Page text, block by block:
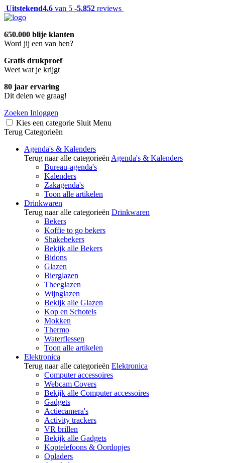
Uitstekend4.6 van 5 -5.852 reviews
650.000 blije klanten
Word jij een van hen?
Gratis drukproef
Weet wat je krijgt
80 jaar ervaring
Dit delen we graag!
Zoeken Inloggen
Kies een categorie Sluit Menu
Terug Categorieën
Agenda's & Kalenders
Terug naar alle categorieën Agenda's & Kalenders
Bureau-agenda's
Kalenders
Zakagenda's
Toon alle artikelen
Drinkwaren
Terug naar alle categorieën Drinkwaren
Bekers
Koffie to go bekers
Shakebekers
Bekijk alle Bekers
Bidons
Glazen
Bierglazen
Theeglazen
Wijnglazen
Bekijk alle Glazen
Kop en Schotels
Mokken
Thermo
Waterflessen
Toon alle artikelen
Elektronica
Terug naar alle categorieën Elektronica
Computer accessoires
Webcam Covers
Bekijk alle Computer accessoires
Gadgets
Actiecamera's
Activity trackers
VR brillen
Bekijk alle Gadgets
Koptelefoons & Oordopjes
Opladers